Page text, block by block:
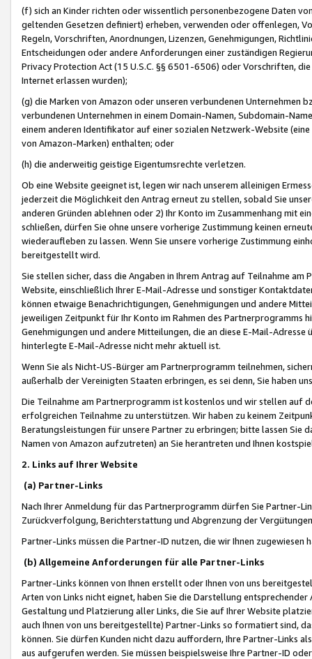
(f) sich an Kinder richten oder wissentlich personenbezogene Daten
geltenden Gesetzen definiert) erheben, verwenden oder offenlegen,
Regeln, Vorschriften, Anordnungen, Lizenzen, Genehmigungen,
Entscheidungen oder andere Anforderungen einer zuständigen
Privacy Protection Act (15 U.S.C. §§ 6501-6506) oder Vorschriften,
Internet erlassen wurden);
(g) die Marken von Amazon oder unseren verbundenen Unternehmen
verbundenen Unternehmen in einem Domain-Namen, Subdomain-
einem anderen Identifikator auf einer sozialen Netzwerk-Website
von Amazon-Marken) enthalten; oder
(h) die anderweitig geistige Eigentumsrechte verletzen.
Ob eine Website geeignet ist, legen wir nach unserem alleinigen
jederzeit die Möglichkeit den Antrag erneut zu stellen, sobald Sie
anderen Gründen ablehnen oder 2) Ihr Konto im Zusammenhang mit
schließen, dürfen Sie ohne unsere vorherige Zustimmung keinen
wiederaufleben zu lassen. Wenn Sie unsere vorherige Zustimmung
bereitgestellt wird.
Sie stellen sicher, dass die Angaben in Ihrem Antrag auf Teilnahme
Website, einschließlich Ihrer E-Mail-Adresse und sonstiger
können etwaige Benachrichtigungen, Genehmigungen und andere
jeweiligen Zeitpunkt für Ihr Konto im Rahmen des Partnerprogramms
Genehmigungen und andere Mitteilungen, die an diese E-Mail-
hinterlegte E-Mail-Adresse nicht mehr aktuell ist.
Wenn Sie als Nicht-US-Bürger am Partnerprogramm teilnehmen,
außerhalb der Vereinigten Staaten erbringen, es sei denn, Sie haben
Die Teilnahme am Partnerprogramm ist kostenlos und wir stellen auf
erfolgreichen Teilnahme zu unterstützen. Wir haben zu keinem
Beratungsleistungen für unsere Partner zu erbringen; bitte lassen Sie
Namen von Amazon aufzutreten) an Sie herantreten und Ihnen
2. Links auf Ihrer Website
(a) Partner-Links
Nach Ihrer Anmeldung für das Partnerprogramm dürfen Sie Partner-
Zurückverfolgung, Berichterstattung und Abgrenzung der
Partner-Links müssen die Partner-ID nutzen, die wir Ihnen zugewiesen
(b) Allgemeine Anforderungen für alle Partner-Links
Partner-Links können von Ihnen erstellt oder Ihnen von uns
Arten von Links nicht eignet, haben Sie die Darstellung
Gestaltung und Platzierung aller Links, die Sie auf Ihrer Website
auch Ihnen von uns bereitgestellte) Partner-Links so formatiert sind,
können. Sie dürfen Kunden nicht dazu auffordern, Ihre Partner-Links
aus aufgerufen werden. Sie müssen beispielsweise Ihre Partner-ID